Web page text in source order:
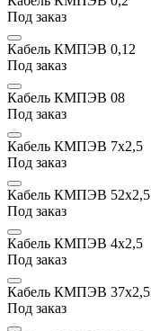
Под заказ
Кабель КМПЭВ 0,12
Под заказ
Кабель КМПЭВ 08
Под заказ
Кабель КМПЭВ 7х2,5
Под заказ
Кабель КМПЭВ 52х2,5
Под заказ
Кабель КМПЭВ 4х2,5
Под заказ
Кабель КМПЭВ 37х2,5
Под заказ